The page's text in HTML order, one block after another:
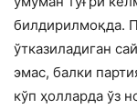
билдирилмоқда.
ўтказиладиган
эмас, балки
кўп ҳолларда ўз